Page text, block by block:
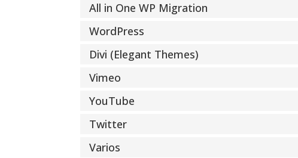
All in One WP Migration
WordPress
Divi (Elegant Themes)
Vimeo
YouTube
Twitter
Varios